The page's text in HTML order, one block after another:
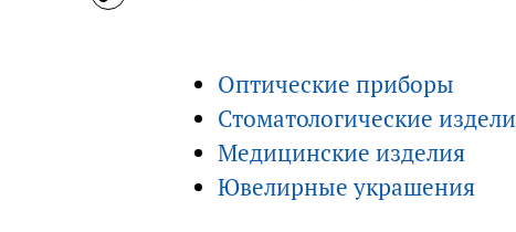
Оптические приборы
Стоматологические
Медицинские изделия
Ювелирные украшения